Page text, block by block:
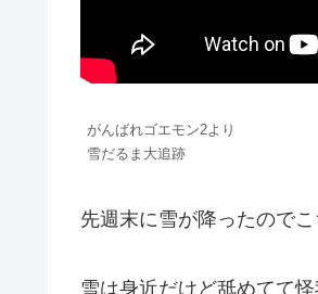
がんばれゴエモン2より
雪だるま大追跡
先週末に雪が降ったので
雪は身近だけど舐めてて